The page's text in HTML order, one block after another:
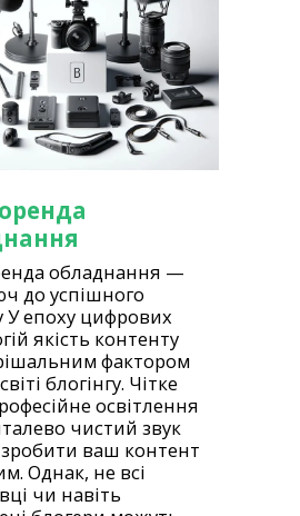
обладнання —
до успішного
У епоху цифрових
якість контенту
фактором
блогінгу. Чітке
освітлення
чистий звук
ваш контент
Однак, не всі
чи навіть